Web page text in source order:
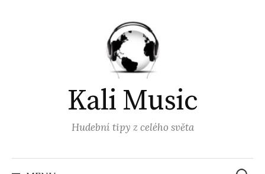
Kali Music
Hudební tipy z celého světa